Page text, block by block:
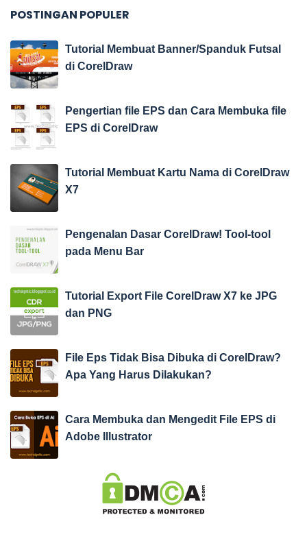
POSTINGAN POPULER
Tutorial Membuat Banner/Spanduk Futsal
di CorelDraw
Pengertian file EPS dan Cara Membuka file
EPS di CorelDraw
Tutorial Membuat Kartu Nama di CorelDraw
X7
Pengenalan Dasar CorelDraw! Tool-tool
pada Menu Bar
Tutorial Export File CorelDraw X7 ke JPG
dan PNG
File Eps Tidak Bisa Dibuka di CorelDraw?
Apa Yang Harus Dilakukan?
Cara Membuka dan Mengedit File EPS di
Adobe Illustrator